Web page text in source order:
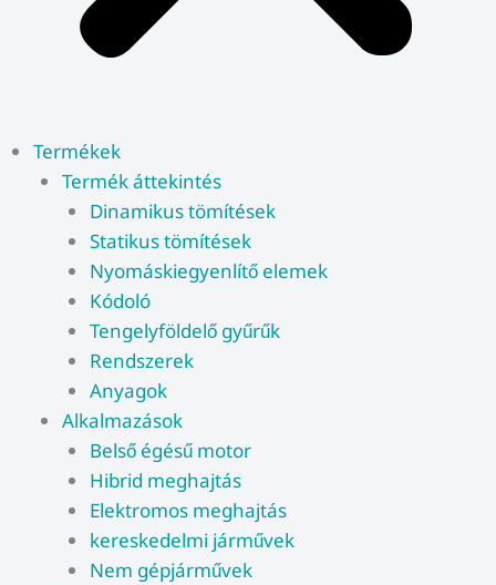
Termékek
Termék áttekintés
Dinamikus tömítések
Statikus tömítések
Nyomáskiegyenlítő elemek
Kódoló
Tengelyföldelő gyűrűk
Rendszerek
Anyagok
Alkalmazások
Belső égésű motor
Hibrid meghajtás
Elektromos meghajtás
kereskedelmi járművek
Nem gépjárművek